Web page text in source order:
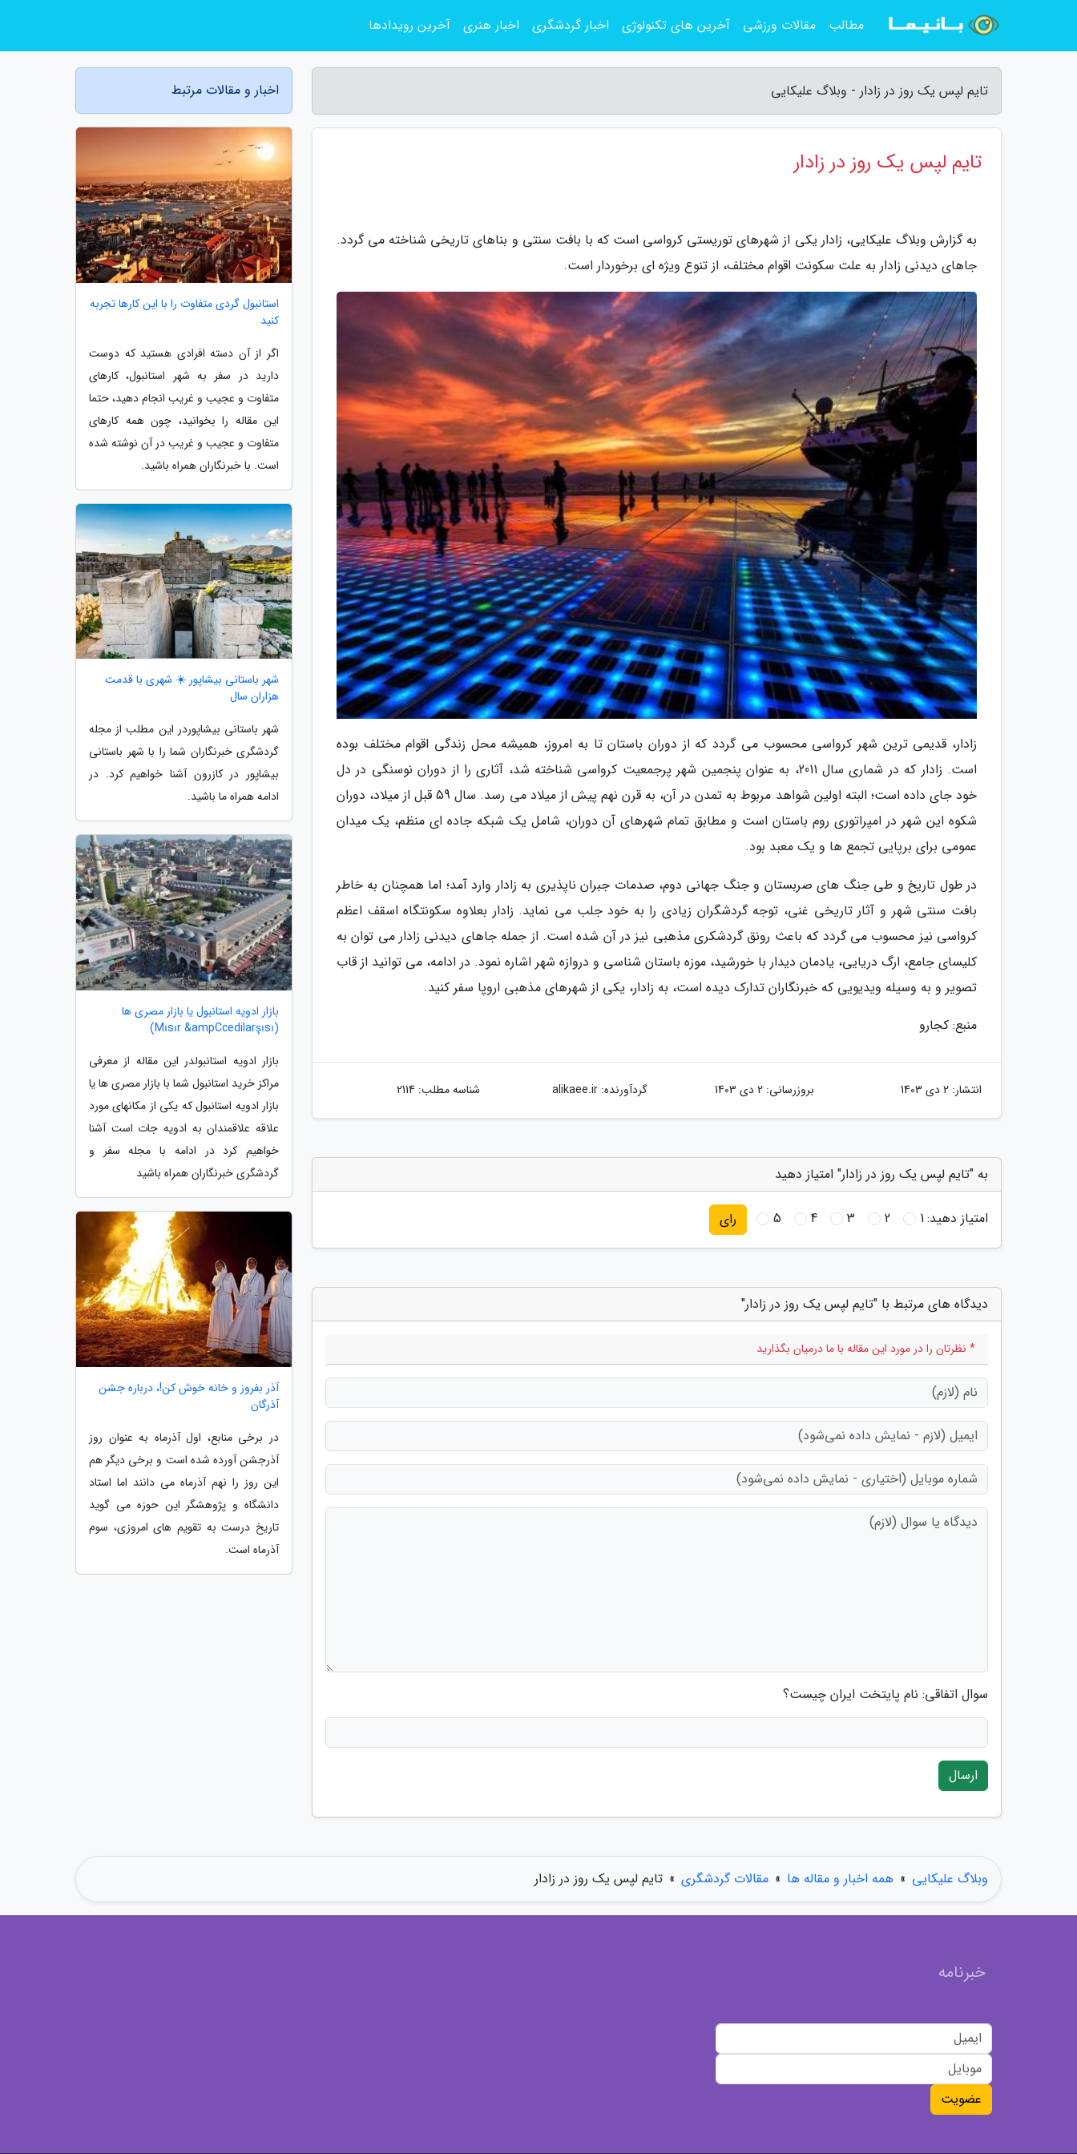
تایم لپس یک روز در زادار - وبلاگ علیکایی
تایم لپس یک روز در زادار
به گزارش وبلاگ علیکایی، زادار یکی از شهرهای توریستی کرواسی است که با بافت سنتی و بناهای تاریخی شناخته می گردد.
جاهای دیدنی زادار به علت سکونت اقوام مختلف، از تنوع ویژه ای برخوردار است.
زادار، قدیمی ترین شهر کرواسی محسوب می گردد که از دوران باستان تا به امروز، همیشه محل زندگی اقوام مختلف بوده
است. زادار که در شماری سال 2011، به عنوان پنجمین شهر پرجمعیت کرواسی شناخته شد، آثاری را از دوران نوسنگی در دل
خود جای داده است؛ البته اولین شواهد مربوط به تمدن در آن، به قرن نهم پیش از میلاد می رسد. سال 59 قبل از میلاد، دوران
شکوه این شهر در امپراتوری روم باستان است و مطابق تمام شهرهای آن دوران، شامل یک شبکه جاده ای منظم، یک میدان
عمومی برای برپایی تجمع ها و یک معبد بود.
در طول تاریخ و طی جنگ های صربستان و جنگ جهانی دوم، صدمات جبران ناپذیری به زادار وارد آمد؛ اما همچنان به خاطر
بافت سنتی شهر و آثار تاریخی غنی، توجه گردشگران زیادی را به خود جلب می نماید. زادار بعلاوه سکونتگاه اسقف اعظم
کرواسی نیز محسوب می گردد که باعث رونق گردشکری مذهبی نیز در آن شده است. از جمله جاهای دیدنی زادار می توان به
کلیسای جامع، ارگ دریایی، یادمان دیدار با خورشید، موزه باستان شناسی و دروازه شهر اشاره نمود. در ادامه، می توانید از قاب
تصویر و به وسیله ویدیویی که خبرنگاران تدارک دیده است، به زادار، یکی از شهرهای مذهبی اروپا سفر کنید.
منبع: کجارو
انتشار: 2 دی 1403 بروزرسانی: 2 دی 1403 گردآورنده:alikaee.ir شناسه مطلب: 2114
به "تایم لپس یک روز در زادار" امتیاز دهید
امتیاز دهید:1
2
3
4
5 رای
دیدگاه های مرتبط با "تایم لپس یک روز در زادار"
* نظرتان را در مورد این مقاله با ما درمیان بگذارید
سوال اتفاقی: نام پایتخت ایران چیست؟
ارسال
اخبار و مقالات مرتبط
استانبول گردی متفاوت را با این کارها تجربه
کنید
اگر از آن دسته افرادی هستید که دوست
دارید در سفر به شهر استانبول، کارهای
متفاوت و عجیب و غریب انجام دهید، حتما
این مقاله را بخوانید، چون همه کارهای
متفاوت و عجیب و غریب در آن نوشته شده
است. با خبرنگاران همراه باشید.
شهر باستانی بیشاپور ☀️ شهری با قدمت
هزاران سال
شهر باستانی بیشاپوردر این مطلب از مجله
گردشگری خبرنگاران شما را با شهر باستانی
بیشاپور در کازرون آشنا خواهیم کرد. در
ادامه همراه ما باشید.
بازار ادویه استانبول یا بازار مصری ها
(Mısır &ampCcedilarşısı)
بازار ادویه استانبولدر این مقاله از معرفی
مراکز خرید استانبول شما با بازار مصری ها یا
بازار ادویه استانبول که یکی از مکانهای مورد
علاقه علاقمندان به ادویه جات است آشنا
خواهیم کرد در ادامه با مجله سفر و
گردشگری خبرنگاران همراه باشید
آذر بفروز و خانه خوش کن!، درباره جشن
آذرگان
در برخی منابع، اول آذرماه به عنوان روز
آذرجشن آورده شده است و برخی دیگر هم
این روز را نهم آذرماه می دانند اما استاد
دانشگاه و پژوهشگر این حوزه می گوید
تاریخ درست به تقویم های امروزی، سوم
آذرماه است.
وبلاگ علیکایی » همه اخبار و مقاله ها » مقالات گردشگری » تایم لپس یک روز در زادار
مطالب مقالات ورزشی آخرین های تکنولوژی اخبار گردشگری اخبار هنری آخرین رویدادها
خبرنامه
عضویت